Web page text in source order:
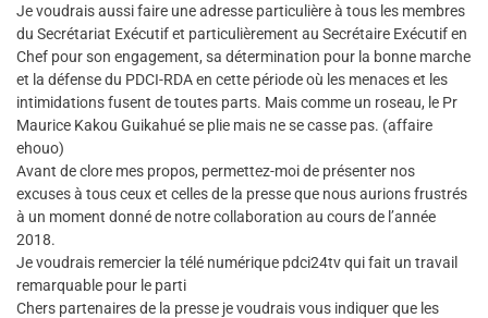
Je voudrais aussi faire une adresse particulière à tous les membres
du Secrétariat Exécutif et particulièrement au Secrétaire Exécutif en
Chef pour son engagement, sa détermination pour la bonne marche
et la défense du PDCI-RDA en cette période où les menaces et les
intimidations fusent de toutes parts. Mais comme un roseau, le Pr
Maurice Kakou Guikahué se plie mais ne se casse pas. (affaire
ehouo)
Avant de clore mes propos, permettez-moi de présenter nos
excuses à tous ceux et celles de la presse que nous aurions frustrés
à un moment donné de notre collaboration au cours de l’année
2018.
Je voudrais remercier la télé numérique pdci24tv qui fait un travail
remarquable pour le parti
Chers partenaires de la presse je voudrais vous indiquer que les